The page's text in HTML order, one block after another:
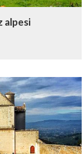
alpesi